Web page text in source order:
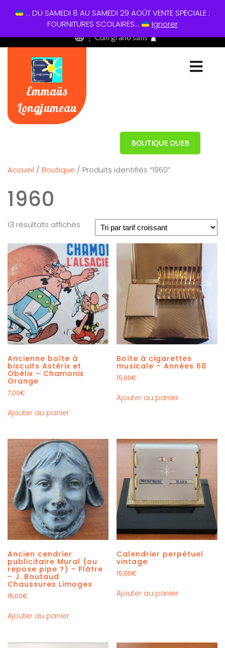
01 60 49 13 60
⋮ Cum grano salis
Emmaüs
Longjumeau
BOUTIQUE OUEB
Accueil / Boutique / Produits identifiés “1960”
1960
13 résultats affichés
Ancienne boîte à
biscuits Astérix et
Obélix – Chamonix
Orange
7,00€
Ajouter au panier
Boîte à cigarettes
musicale – Années 60
15,00€
Ajouter au panier
Ancien cendrier
publicitaire Mural (ou
repose pipe ?) – Plâtre
– J. Boutaud
Chaussures Limoges
15,00€
Ajouter au panier
Calendrier perpétuel
vintage
15,00€
Ajouter au panier
... DU SAMEDI 8 AU SAMEDI 29 AOÛT VENTE SPÉCIALE :
FOURNITURES SCOLAIRES...
Ignorer